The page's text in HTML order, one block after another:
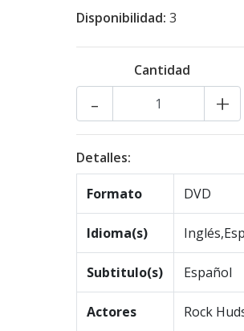
Disponibilidad: 3
Cantidad
+
-
Detalles:
Formato DVD
Idioma(s)
Subtitulo(s) Español
Actores Rock